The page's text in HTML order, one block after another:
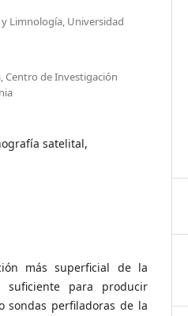
Limnología, Universidad
Centro de Investigación
satelital,
más superficial de la
para producir
sondas perfiladoras de la